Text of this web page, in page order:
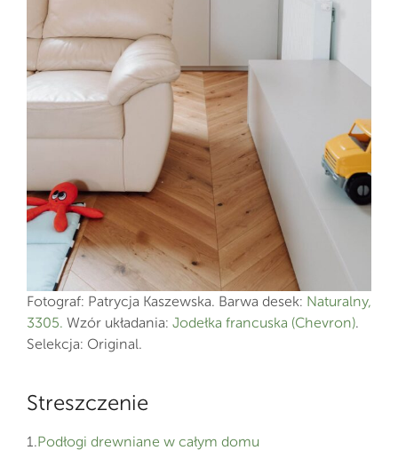
Fotograf: Patrycja Kaszewska. Barwa desek: Naturalny,
3305. Wzór układania: Jodełka francuska (Chevron).
Selekcja: Original.
Streszczenie
1.Podłogi drewniane w całym domu